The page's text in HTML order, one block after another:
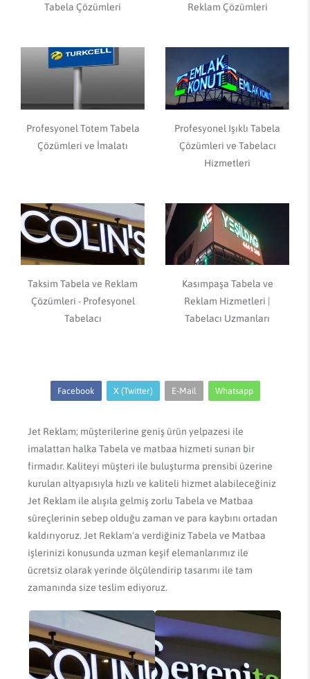
Tabela Çözümleri Reklam Çözümleri
Profesyonel Totem Tabela
Çözümleri ve İmalatı
Profesyonel Işıklı Tabela
Çözümleri ve Tabelacı
Hizmetleri
Taksim Tabela ve Reklam
Çözümleri - Profesyonel
Tabelacı
Kasımpaşa Tabela ve
Reklam Hizmetleri |
Tabelacı Uzmanları
Facebook X (Twitter) E-Mail Whatsapp
Jet Reklam; müşterilerine geniş ürün yelpazesi ile
imalattan halka Tabela ve matbaa hizmeti sunan bir
firmadır. Kaliteyi müşteri ile buluşturma prensibi üzerine
kurulan altyapısıyla hızlı ve kaliteli hizmet alabileceğiniz
Jet Reklam ile alışıla gelmiş zorlu Tabela ve Matbaa
süreçlerinin sebep olduğu zaman ve para kaybını ortadan
kaldırıyoruz. Jet Reklam'a verdiğiniz Tabela ve Matbaa
işlerinizi konusunda uzman keşif elemanlarımız ile
ücretsiz olarak yerinde ölçülendirip tasarımı ile tam
zamanında size teslim ediyoruz.